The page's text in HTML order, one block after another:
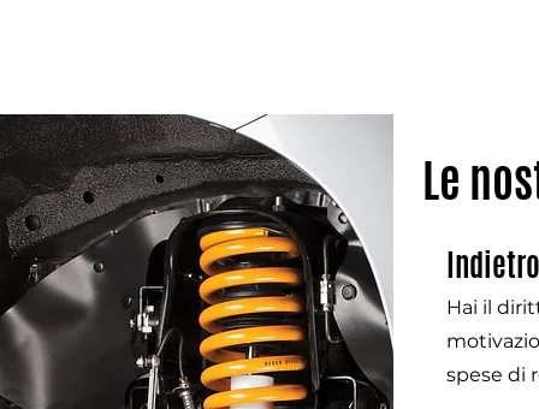
Le
Indietro
Hai il
spese di